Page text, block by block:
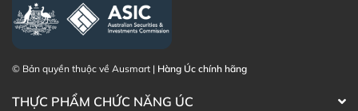
Hãy thêm Silicea Ultra One a Day vào chế độ chăm sóc
sức khỏe hàng ngày của bạn để luôn rạng rỡ và tự tin!
Thông tin Sản phẩm chi tiết bằng Tiếng
© Bản quyền thuộc về Ausmart | Hàng Úc chính hãng
THỰC PHẨM CHỨC NĂNG ÚC